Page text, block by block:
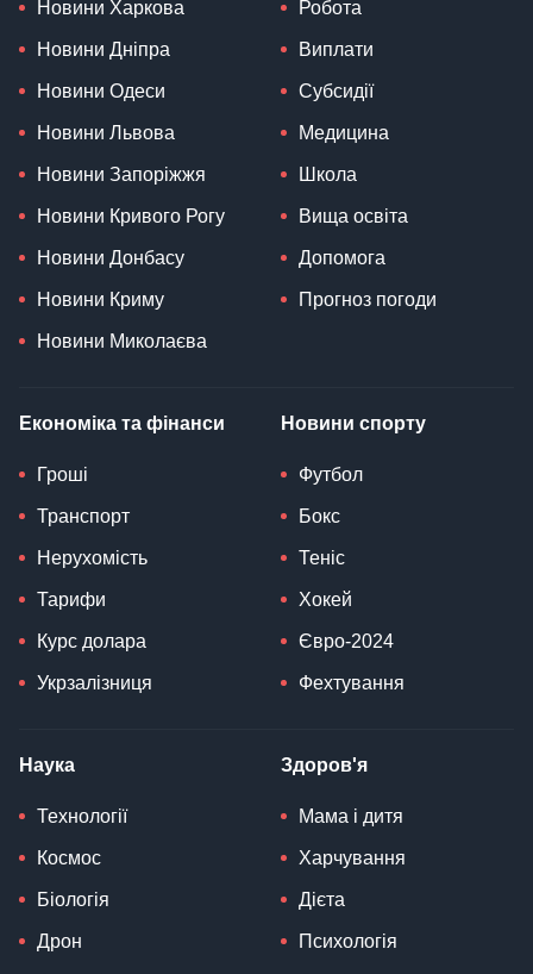
Новини Харкова
Новини Дніпра
Новини Одеси
Новини Львова
Новини Запоріжжя
Новини Кривого Рогу
Новини Донбасу
Новини Криму
Новини Миколаєва
Робота
Виплати
Субсидії
Медицина
Школа
Вища освіта
Допомога
Прогноз погоди
Економіка та фінанси
Гроші
Транспорт
Нерухомість
Тарифи
Курс долара
Укрзалізниця
Новини спорту
Футбол
Бокс
Теніс
Хокей
Євро-2024
Фехтування
Наука
Технології
Космос
Біологія
Дрон
Здоров'я
Мама і дитя
Харчування
Дієта
Психологія